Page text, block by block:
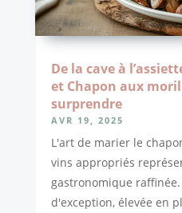
De la cave à
et Chapon aux
surprendre
AVR 19, 2025
L'art de marier le
vins appropriés
gastronomique
d'exception, élevée en